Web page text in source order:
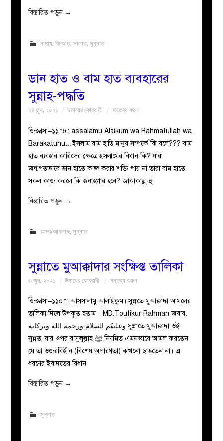
বিস্তারিত পড়ুন →
নামায, বিদআত, সালাত, সুন্নাত
ডান হাত ও বাম হাত ব্যবহারের
সুন্নাহ-পদ্ধতি
২৪ জুন, ২০২১ উমায়ের কোব্বাদী মন্তব্য করুন
জিজ্ঞাসা–১১৭৪: assalamu Alaikum wa Rahmatullah wa
Barakatuhu…ইসলাম বাম হাতি মানুষ সম্পর্কে কি বলে??? বাম
হাত ব্যবহার কারিদের ক্ষেত্রে ইসলামের বিধান কি? যারা
জন্মগতভাবে ডান হাতে কাজ করার শক্তি পায় না তারা বাম হাতে
সকল কাজ করলে কি গুনাহগার হবে? জাঝাকাল্ল্-হু
বিস্তারিত পড়ুন →
আদব/আখলাক, সুন্নাত
সুন্নাতে মুআক্কাদার সংক্ষিপ্ত তালিকা
৩ জুন, ২০২১ উমায়ের কোব্বাদী মন্তব্য করুন
জিজ্ঞাসা–১১০৭: আসসালামু-আলাইকুম। সুন্নতে মুআক্কাদা আমলের
তালিকা দিলে উপকৃত হতাম।–MD.Toufikur Rahman জবাব:
وعليكم السلام ورحمة الله وبركاته সুন্নাতে মুআক্কাদা ওই
সুন্নত, যার ওপর রাসুলুল্লাহ ﷺ নিয়মিত এমনভাবে আমল করতেন
যে তা ওজরবিহীন (বিশেষ অপারগতা) কখনো ছাড়তেন না। এ
ধরণের ইবাদতের বিধান
বিস্তারিত পড়ুন →
সুন্নাত